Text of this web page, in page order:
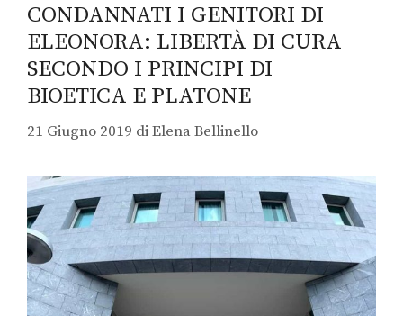
CONDANNATI I GENITORI DI
ELEONORA: LIBERTÀ DI CURA
SECONDO I PRINCIPI DI
BIOETICA E PLATONE
21 Giugno 2019 diElena Bellinello